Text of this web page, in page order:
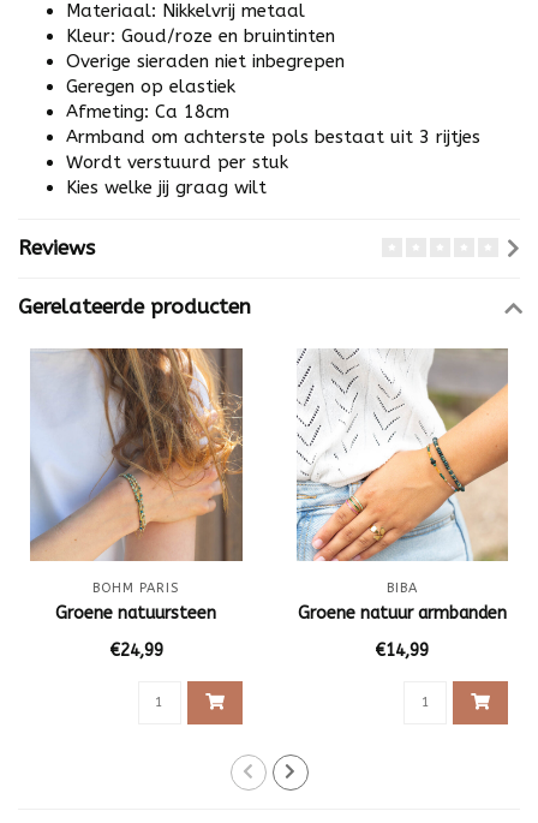
Materiaal: Nikkelvrij metaal
Kleur: Goud/roze en bruintinten
Overige sieraden niet inbegrepen
Geregen op elastiek
Afmeting: Ca 18cm
Armband om achterste pols bestaat uit 3 rijtjes
Wordt verstuurd per stuk
Kies welke jij graag wilt
Reviews
Gerelateerde producten
BOHM PARIS
Groene natuursteen
€24,99
BIBA
Groene natuur armbanden
€14,99